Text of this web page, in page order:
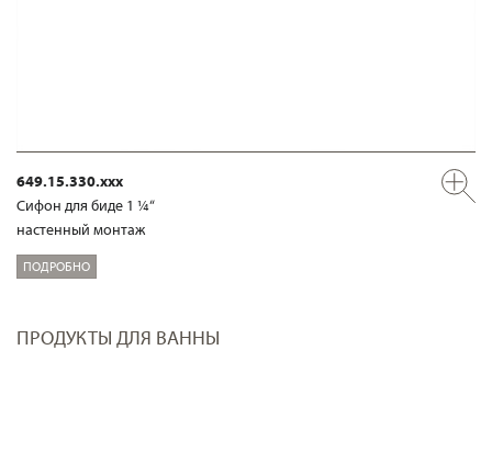
649.15.330.xxx
Сифон для биде 1 ¼“
настенный монтаж
ПОДРОБНО
ПРОДУКТЫ ДЛЯ ВАННЫ